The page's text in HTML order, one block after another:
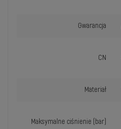
Gwarancja
CN
Materiał
Maksymalne ciśnienie (bar)